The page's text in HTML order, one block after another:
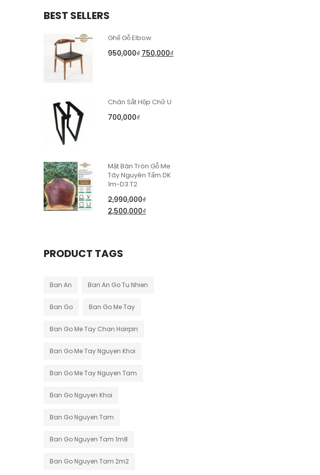
BEST SELLERS
Ghế Gỗ Elbow
950,000₫ 750,000₫
Chân Sắt Hộp Chữ U
700,000₫
Mặt Bàn Tròn Gỗ Me
Tây Nguyên Tấm DK
1m-D3.T2
2,990,000₫
2,500,000₫
PRODUCT TAGS
Ban An Ban An Go Tu Nhien
Ban Go Ban Go Me Tay
Ban Go Me Tay Chan Hairpin
Ban Go Me Tay Nguyen Khoi
Ban Go Me Tay Nguyen Tam
Ban Go Nguyen Khoi
Ban Go Nguyen Tam
Ban Go Nguyen Tam 1m8
Ban Go Nguyen Tam 2m2